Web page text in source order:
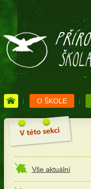
O ŠKOLE
Vše aktuální